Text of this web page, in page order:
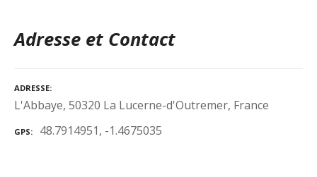
Adresse et Contact
ADRESSE
L'Abbaye, 50320 La Lucerne-d'Outremer, France
GPS 48.7914951, -1.4675035